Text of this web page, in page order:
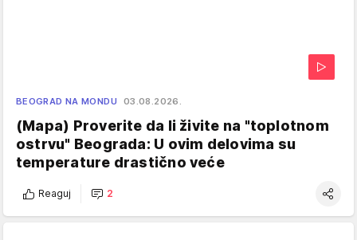
BEOGRAD NA MONDU 03.08.2026.
(Mapa) Proverite da li živite na "toplotnom
ostrvu" Beograda: U ovim delovima su
temperature drastično veće
Reaguj 2